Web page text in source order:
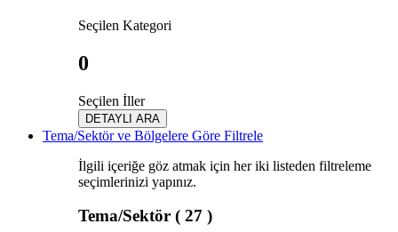
Seçilen Kategori
0
Seçilen İller
DETAYLI ARA
Tema/Sektör ve Bölgelere Göre Filtrele
İlgili içeriğe göz atmak için her iki listeden filtreleme
seçimlerinizi yapınız.
Tema/Sektör ( 27 )